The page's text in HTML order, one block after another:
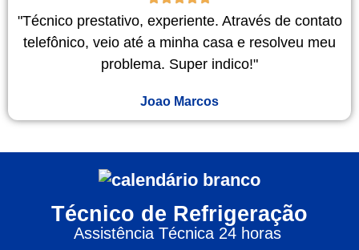
"Técnico prestativo, experiente. Através de contato
telefônico, veio até a minha casa e resolveu meu
problema. Super indico!"
Joao Marcos
Técnico de Refrigeração
Assistência Técnica 24 horas